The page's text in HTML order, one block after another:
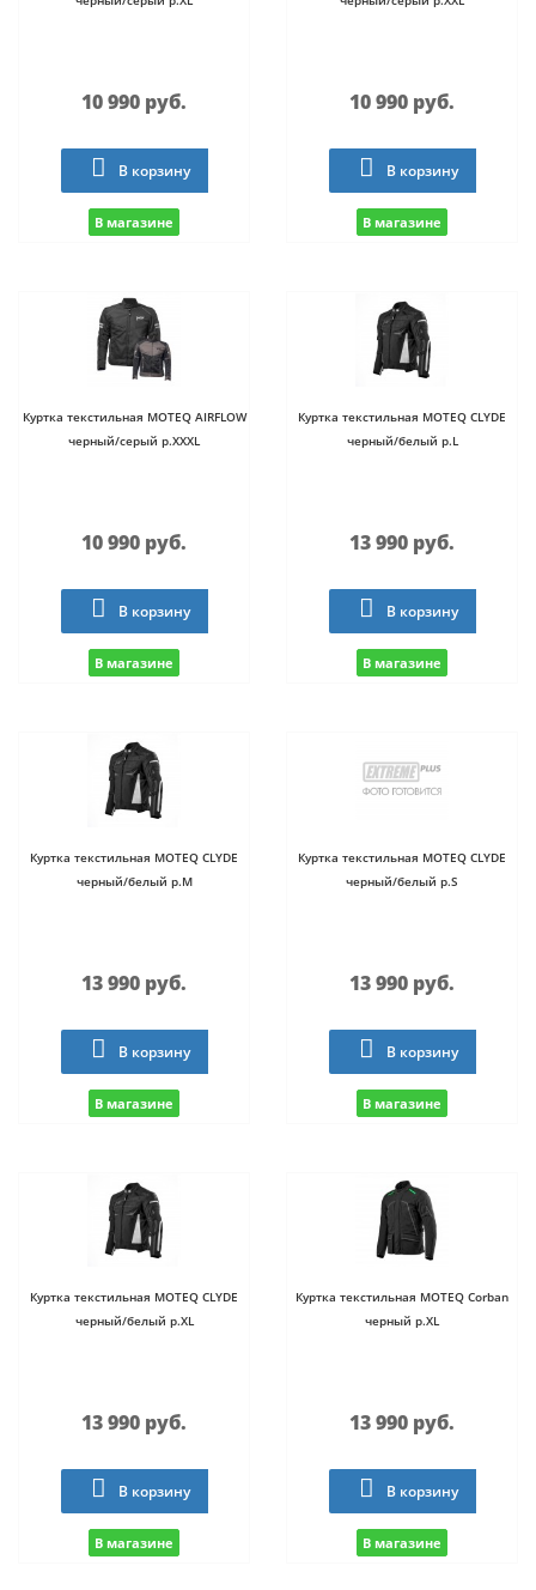
10 990 руб.
В корзину
В магазине
10 990 руб.
В корзину
В магазине
Куртка текстильная MOTEQ AIRFLOW
черный/серый р.XXXL
10 990 руб.
В корзину
В магазине
Куртка текстильная MOTEQ CLYDE
черный/белый р.L
13 990 руб.
В корзину
В магазине
Куртка текстильная MOTEQ CLYDE
черный/белый р.M
13 990 руб.
В корзину
В магазине
Куртка текстильная MOTEQ CLYDE
черный/белый р.S
13 990 руб.
В корзину
В магазине
Куртка текстильная MOTEQ CLYDE
черный/белый р.XL
13 990 руб.
В корзину
В магазине
Куртка текстильная MOTEQ Corban
черный р.XL
13 990 руб.
В корзину
В магазине